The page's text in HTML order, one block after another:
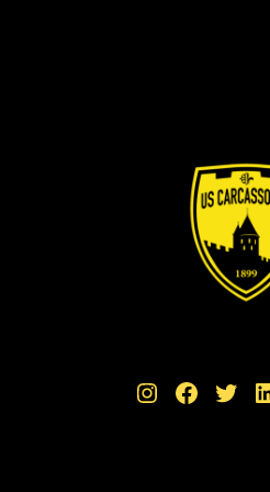
Instagram Facebook Twitter LinkedIn